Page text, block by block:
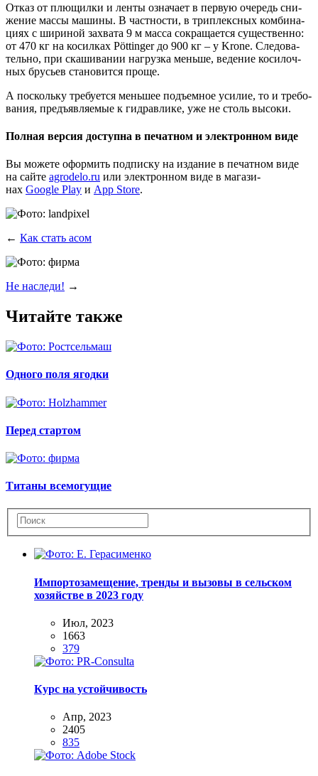
Отказ от плю­щил­ки и лен­ты озна­ча­ет в первую оче­редь сни­
же­ние мас­сы маши­ны. В част­но­сти, в три­плекс­ных ком­би­на­
ци­ях с шири­ной захва­та 9 м мас­са сокра­ща­ет­ся суще­ствен­но:
от 470 кг на косил­ках Pöttinger до 900 кг – у Krone. Сле­до­ва­
тель­но, при ска­ши­ва­нии нагруз­ка мень­ше, веде­ние коси­лоч­
ных брусьев ста­но­вит­ся проще.
А посколь­ку тре­бу­ет­ся мень­шее подъ­ем­ное уси­лие, то и тре­бо­
ва­ния, предъ­яв­ля­е­мые к гид­рав­ли­ке, уже не столь высоки.
Полная версия доступна в печатном и электронном виде
Вы може­те офор­мить под­пис­ку на изда­ние в печат­ном виде
на сай­те agrodelo.ru или элек­трон­ном виде в мага­зи­
нах Google Play и App Store.
← Как стать асом
Не наследи! →
Читайте также
Одного поля ягодки
Перед стартом
Титаны всемогущие
Импортозамещение, тренды и вызовы в сельском
хозяйстве в 2023 году
Июл, 2023
1663
379
Курс на устойчивость
Апр, 2023
2405
835